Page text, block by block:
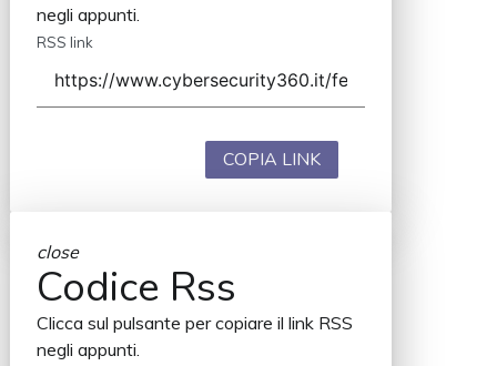
negli appunti.
RSS link
COPIA LINK
close
Codice Rss
Clicca sul pulsante per copiare il link RSS
negli appunti.